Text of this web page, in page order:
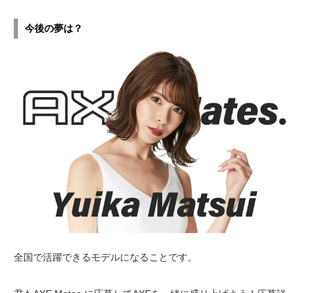
今後の夢は？
全国で活躍できるモデルになることです。